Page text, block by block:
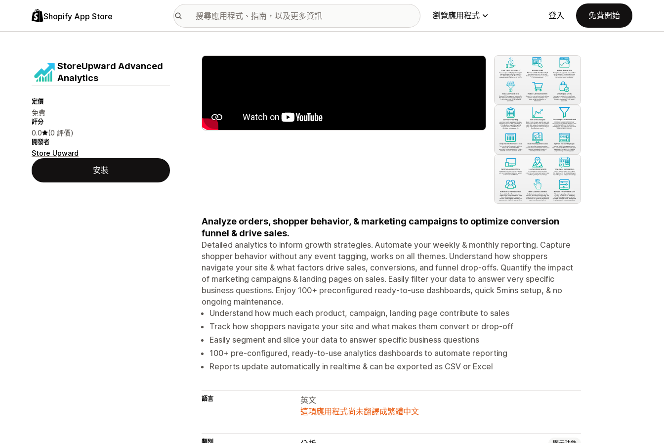
Shopify App Store 瀏覽應用程式 登入 免費開始
StoreUpward Advanced
Analytics
定價
免費
評分
0.0 (0 評價)
開發者
Store Upward
安裝
主要圖片圖庫
Analyze orders, shopper behavior, & marketing campaigns to optimize conversion
funnel & drive sales.
Detailed analytics to inform growth strategies. Automate your weekly & monthly reporting. Capture
shopper behavior without any event tagging, works on all themes. Understand how shoppers
navigate your site & what factors drive sales, conversions, and funnel drop-offs. Quantify the impact
of marketing campaigns & landing pages on sales. Easily filter your data to answer very specific
business questions. Enjoy 100+ preconfigured ready-to-use dashboards, quick 5mins setup, & no
ongoing maintenance.
Understand how much each product, campaign, landing page contribute to sales
Track how shoppers navigate your site and what makes them convert or drop-off
Easily segment and slice your data to answer specific business questions
100+ pre-configured, ready-to-use analytics dashboards to automate reporting
Reports update automatically in realtime & can be exported as CSV or Excel
語言
英文
這項應用程式尚未翻譯成繁體中文